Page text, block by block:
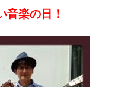
音楽の日！